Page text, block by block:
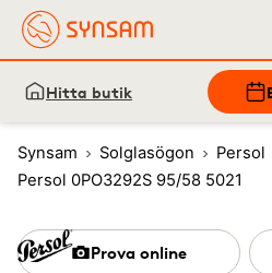
Hitta butik
Synsam Solglasögon
Persol
Persol 0PO3292S 95/58 5021
Prova online